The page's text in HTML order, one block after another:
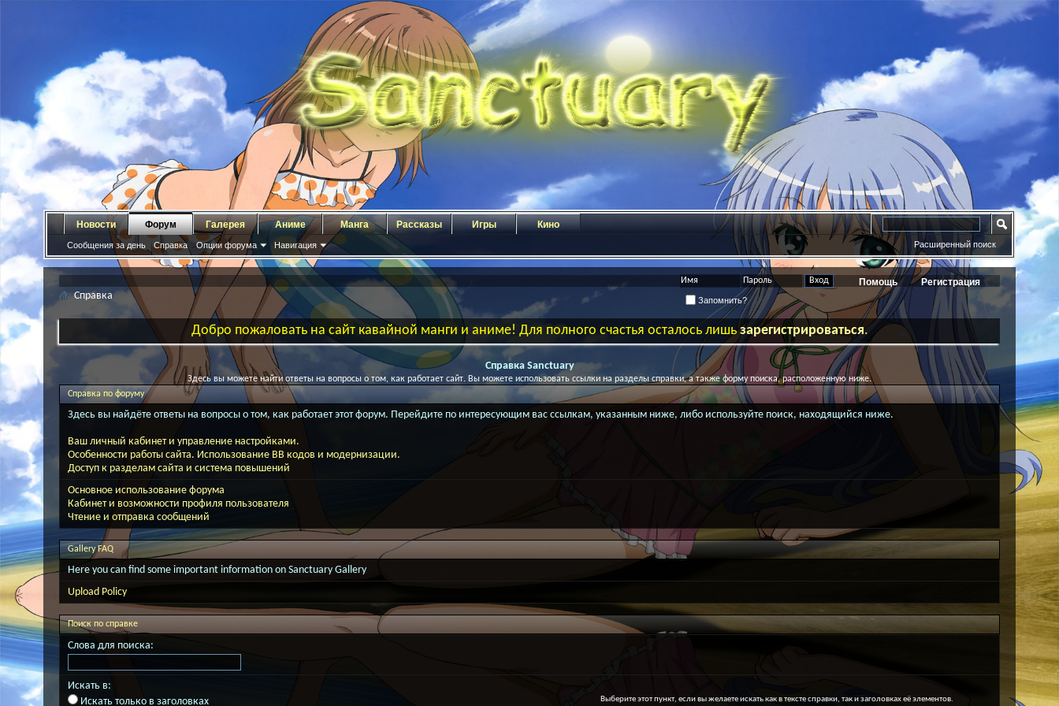
Регистрация
Помощь
Запомнить?
Новости Форум
Сообщения за день Справка Опции форума Навигация
Галерея Аниме Манга Рассказы Игры Кино
Расширенный поиск
Справка
Добро пожаловать на сайт кавайной манги и аниме! Для полного счастья осталось лишьзарегистрироваться.
Справка Sanctuary
Здесь вы можете найти ответы на вопросы о том, как работает сайт. Вы можете использовать ссылки на разделы справки, а также форму поиска, расположенную ниже.
Справка по форуму
Здесь вы найдёте ответы на вопросы о том, как работает этот форум. Перейдите по интересующим вас ссылкам, указанным ниже, либо используйте поиск, находящийся ниже.
Ваш личный кабинет и управление настройками.
Особенности работы сайта. Использование BB кодов и модернизации.
Доступ к разделам сайта и система повышений
Основное использование форума
Кабинет и возможности профиля пользователя
Чтение и отправка сообщений
Gallery FAQ
Here you can find some important information on Sanctuary Gallery
Upload Policy
Поиск по справке
Слова для поиска:
Искать в:
Искать только в заголовках
Выберите этот пункт, если вы желаете искать как в тексте справки, так и заголовках её элементов.